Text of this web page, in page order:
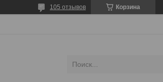
Корзина
105 отзывов